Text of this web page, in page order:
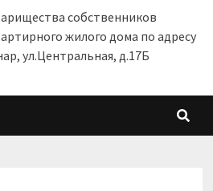
собственников
жилого дома по адресу
ул.Центральная, д.17Б